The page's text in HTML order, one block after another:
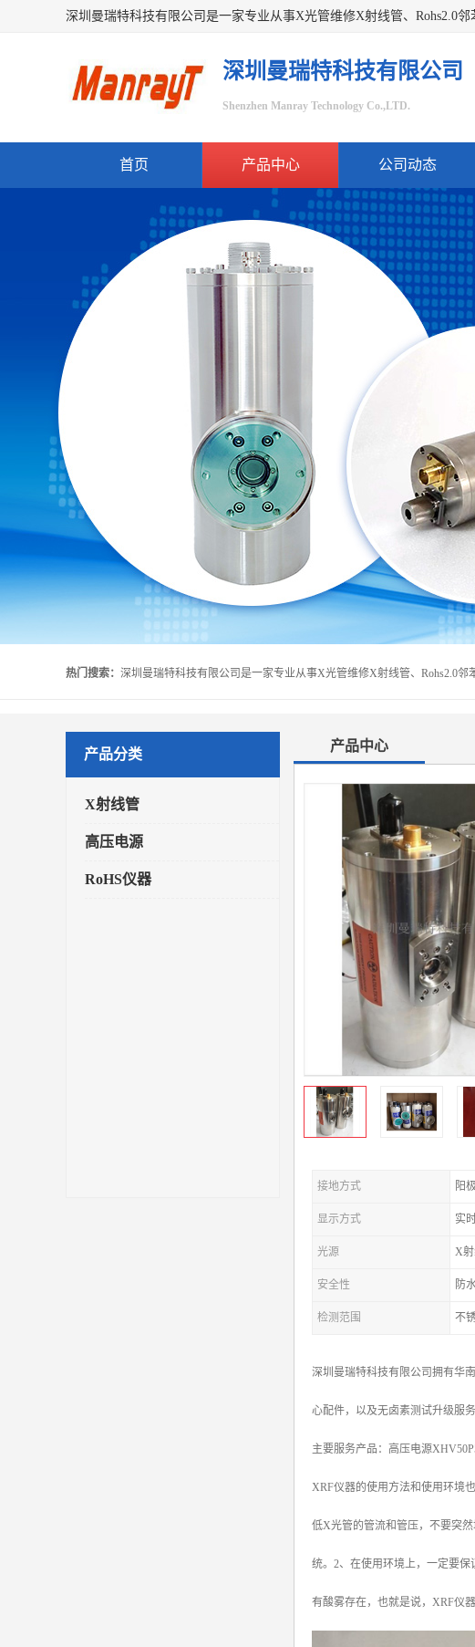
深圳曼瑞特科技有限公司
Shenzhen Manray Technology Co.,LTD.
首页 产品中心 公司动态
热门搜索：
产品分类
X射线管
高压电源
RoHS仪器
产品中心
接地方式 阳
显示方式 实
光源 X
安全性 防
检测范围 不
深圳曼瑞特科技有限公司拥有华
心配件，以及无卤素测试升级服
主要服务产品：高压电源
XRF仪器的使用方法和使用环境
低X光管的管流和管压，不要突
统。2、在使用环境上，一定要
有酸雾存在，也就是说，XRF仪